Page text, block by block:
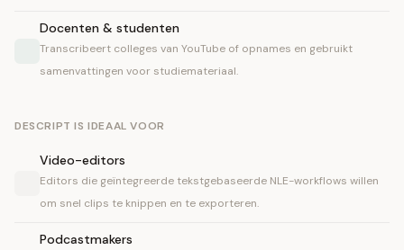
Docenten & studenten
Transcribeert colleges van YouTube of opnames en gebruikt
samenvattingen voor studiemateriaal.
DESCRIPT IS IDEAAL VOOR
Video-editors
Editors die geïntegreerde tekstgebaseerde NLE-workflows willen
om snel clips te knippen en te exporteren.
Podcastmakers